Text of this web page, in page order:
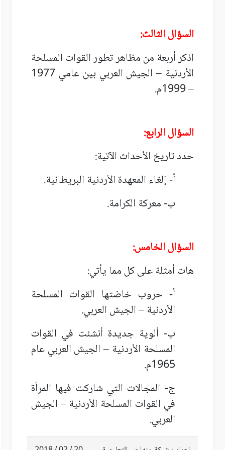
السؤال الثالث:
اذكر أربعة من مظاهر تطور القوات المسلحة
الأردنية – الجيش العربي بين عامي 1977
– 1999م.
السؤال الرابع:
حدد تاريخ الأحداث الآتية:
أ- إلغاء المعهدة الأردنية البريطانية.
ب- معركة الكرامة.
السؤال الخامس:
هات أمثلة على كل مما يأتي:
أ- حروب خاضتها القوات المسلحة
الأردنية – الجيش العربي.
ب- ألوية جديدة أنشئت في القوات
المسلحة الأردنية – الجيش العربي عام
1965م.
ج- المجالات التي شاركت فيها المرأة
في القوات المسلحة الأردنية – الجيش
العربي.